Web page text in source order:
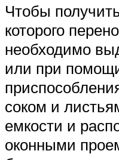
Чтобы
которого
необходимо
или при
соком и
емкости и
оконными